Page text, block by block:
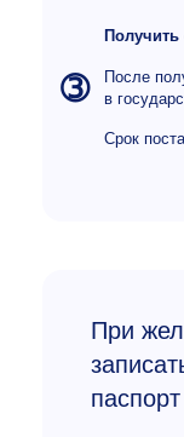
➂
Получить
После
в
Срок
При